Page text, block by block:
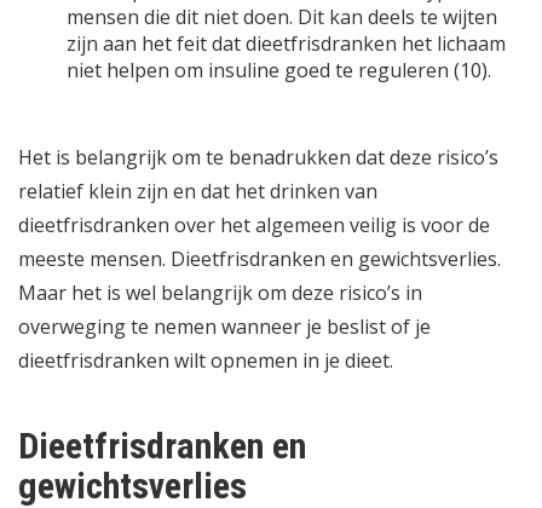
mensen die dit niet doen. Dit kan deels te wijten
zijn aan het feit dat dieetfrisdranken het lichaam
niet helpen om insuline goed te reguleren (10).
Het is belangrijk om te benadrukken dat deze risico’s
relatief klein zijn en dat het drinken van
dieetfrisdranken over het algemeen veilig is voor de
meeste mensen. Dieetfrisdranken en gewichtsverlies.
Maar het is wel belangrijk om deze risico’s in
overweging te nemen wanneer je beslist of je
dieetfrisdranken wilt opnemen in je dieet.
Dieetfrisdranken en
gewichtsverlies